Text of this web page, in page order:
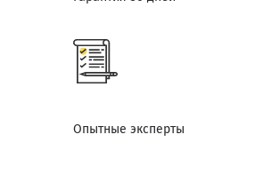
Опытные эксперты